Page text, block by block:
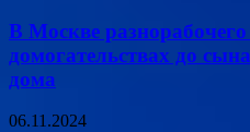
В Москве
домогательствах до
дома
06.11.2024